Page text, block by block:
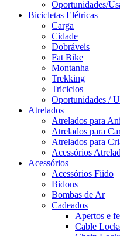
Oportunidades/
Bicicletas Elétricas
Carga
Cidade
Dobráveis
Fat Bike
Montanha
Trekking
Triciclos
Oportunidades /
Atrelados
Atrelados para
Atrelados para
Atrelados para
Acessórios
Acessórios
Acessórios Fiido
Bidons
Bombas de Ar
Cadeados
Apertos e
Cable